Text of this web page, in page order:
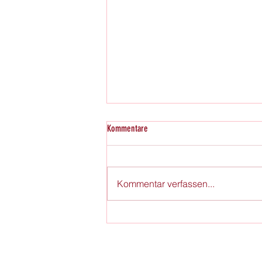
Kommentare
Kommentar verfassen...